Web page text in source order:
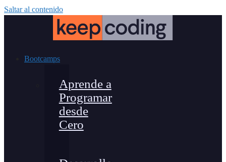
Saltar al contenido
Bootcamps
Aprende a
Programar
desde
Cero